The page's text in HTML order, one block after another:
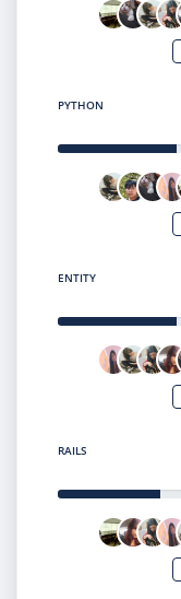
PYTHON
ENTITY
RAILS